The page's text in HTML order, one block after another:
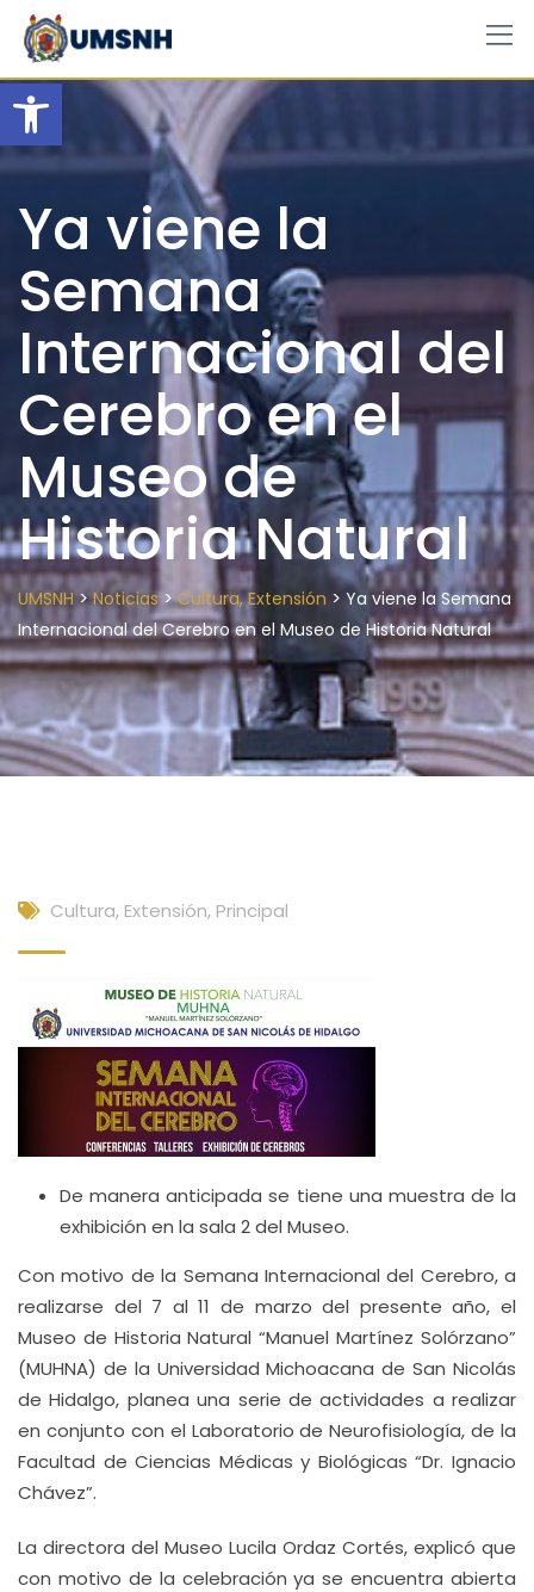
Open toolbar
Skip
content
Ya viene la
Semana
Internacional del
Cerebro en el
Museo de
Historia Natural
UMSNH>Noticias>Cultura, Extensión > Ya viene la Semana
Internacional del Cerebro en el Museo de Historia Natural
Cultura, Extensión, Principal
De manera anticipada se tiene una muestra de la
exhibición en la sala 2 del Museo.
Con motivo de la Semana Internacional del Cerebro, a
realizarse del 7 al 11 de marzo del presente año, el
Museo de Historia Natural “Manuel Martínez Solórzano”
(MUHNA) de la Universidad Michoacana de San Nicolás
de Hidalgo, planea una serie de actividades a realizar
en conjunto con el Laboratorio de Neurofisiología, de la
Facultad de Ciencias Médicas y Biológicas “Dr. Ignacio
Chávez”.
La directora del Museo Lucila Ordaz Cortés, explicó que
con motivo de la celebración ya se encuentra abierta